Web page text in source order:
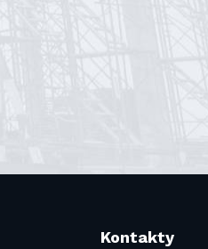
Kontakty